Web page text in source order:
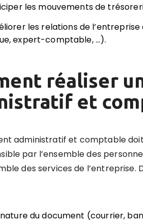
les mouvements de
les relations de
expert-comptable, …).
réaliser
et
administratif et comptable
par l’ensemble des
des services de
du document (courrier,